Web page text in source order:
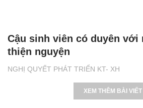
NGHỊ QUYẾT PHÁT TRIỂN KT- XH
Cậu sinh viên có duyên với
thiện nguyện
XEM THÊM BÀI VIẾT